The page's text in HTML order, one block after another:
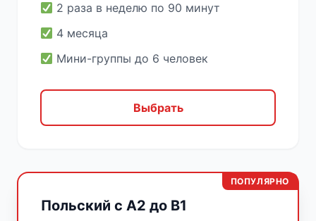
2 раза в неделю по 90 минут
4 месяца
Мини-группы до 6 человек
Выбрать
ПОПУЛЯРНО
Польский с A2 до B1